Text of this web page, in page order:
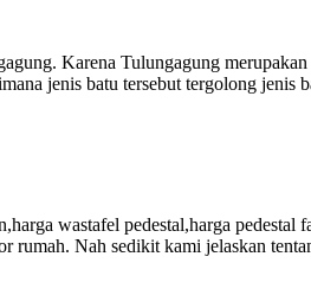
Karena Tulungagung
jenis batu tersebut tergolong
wastafel pedestal,harga pedestal
Nah sedikit kami jelaskan